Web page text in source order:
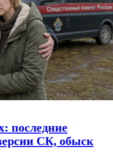
последние
СК, обыск